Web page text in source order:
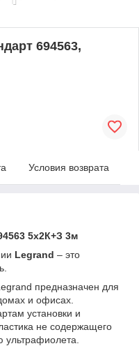
694563,
Условия возврата
5x2К+З 3м
Legrand – это
предназначен для
и офисах.
установки и
не содержащего
ультрафиолета.